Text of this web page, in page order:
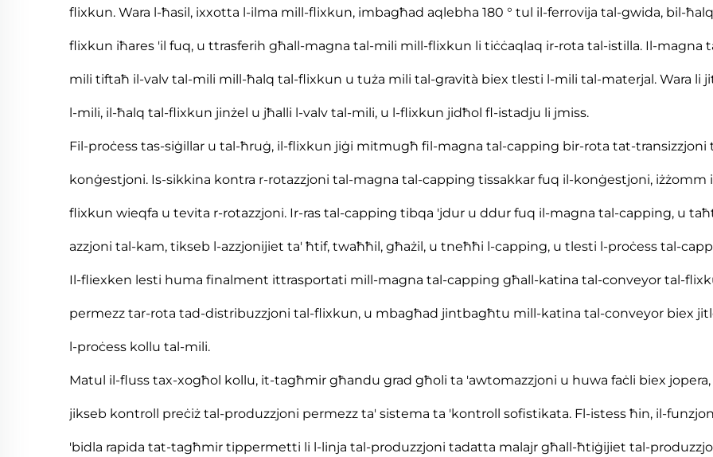
flixkun. Wara l-ħasil, ixxotta l-ilma mill-flixkun, imbagħad aqlebha 180 ° tul il-ferrovija tal-gwida, bil-
flixkun iħares 'il fuq, u ttrasferih għall-magna tal-mili mill-flixkun li tiċċaqlaq ir-rota tal-istilla. Il-magna
mili tiftaħ il-valv tal-mili mill-ħalq tal-flixkun u tuża mili tal-gravità biex tlesti l-mili tal-materjal. Wara li
l-mili, il-ħalq tal-flixkun jinżel u jħalli l-valv tal-mili, u l-flixkun jidħol fl-istadju li jmiss.
Fil-proċess tas-siġillar u tal-ħruġ, il-flixkun jiġi mitmugħ fil-magna tal-capping bir-rota tat-transizzjoni
konġestjoni. Is-sikkina kontra r-rotazzjoni tal-magna tal-capping tissakkar fuq il-konġestjoni, iżżomm
flixkun wieqfa u tevita r-rotazzjoni. Ir-ras tal-capping tibqa 'jdur u ddur fuq il-magna tal-capping, u
azzjoni tal-kam, tikseb l-azzjonijiet ta' ħtif, twaħħil, għażil, u tneħħi l-capping, u tlesti l-proċess tal-
Il-fliexken lesti huma finalment ittrasportati mill-magna tal-capping għall-katina tal-conveyor tal-
permezz tar-rota tad-distribuzzjoni tal-flixkun, u mbagħad jintbagħtu mill-katina tal-conveyor biex
l-proċess kollu tal-mili.
Matul il-fluss tax-xogħol kollu, it-tagħmir għandu grad għoli ta 'awtomazzjoni u huwa faċli biex jopera,
jikseb kontroll preċiż tal-produzzjoni permezz ta' sistema ta 'kontroll sofistikata. Fl-istess ħin, il-
'bidla rapida tat-tagħmir tippermetti li l-linja tal-produzzjoni tadatta malajr għall-ħtiġijiet tal-